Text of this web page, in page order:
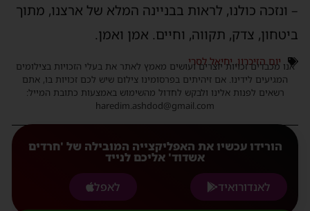
– ונזכה כולנו, לראות בבניינה המלא של ארצנו, מתוך
ביטחון, צדק, תקווה, וחיים. אמן ואמן.
יום הזיכרון,יחיאל לסרי
אנו מכבדים זכויות יוצרים ועושים מאמץ לאתר את בעלי הזכויות בצילומים
המגיעים לידינו. אם זיהיתים בפרסומינו צילום שיש לכם זכויות בו, אתם
רשאים לפנות אלינו ולבקש לחדול מהשימוש באמצעות כתובת המייל:
haredim.ashdod@gmail.com
הורידו עכשיו את האפליקצייה המובילה של 'חרדים
אשדוד' אליכם לנייד
לאנדורואיד
לאפל